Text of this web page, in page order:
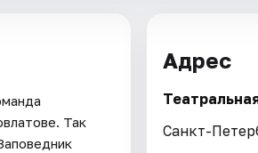
Так
Адрес
Санкт-